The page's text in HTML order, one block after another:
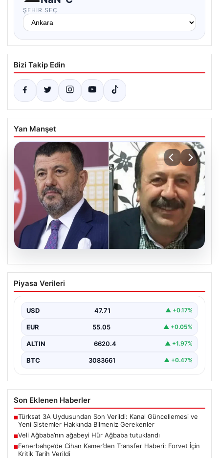
ŞEHIR SEÇ
Bizi Takip Edin
Yan Manşet
Fenerbahçe’de Cihan Kamer’den
Transfer Haberi: Forvet İçin Kritik Tarih
Fenerbahçe’nin futbol şubelerinden sorumlu
gerçekleşen Sturm Graz…
Piyasa Verileri
USD 47.71 ▲ +0.17%
EUR 55.05 ▲ +0.05%
ALTIN 6620.4 ▲ +1.97%
BTC 3083661 ▲ +0.47%
Son Eklenen Haberler
■Türksat 3A Uydusundan Son Verildi: Kanal Güncellemesi ve
Yeni Sistemler Hakkında Bilmeniz Gerekenler
■Veli Ağbaba’nın ağabeyi Hür Ağbaba tutuklandı
■Fenerbahçe’de Cihan Kamer’den Transfer Haberi: Forvet İçin
Kritik Tarih Verildi